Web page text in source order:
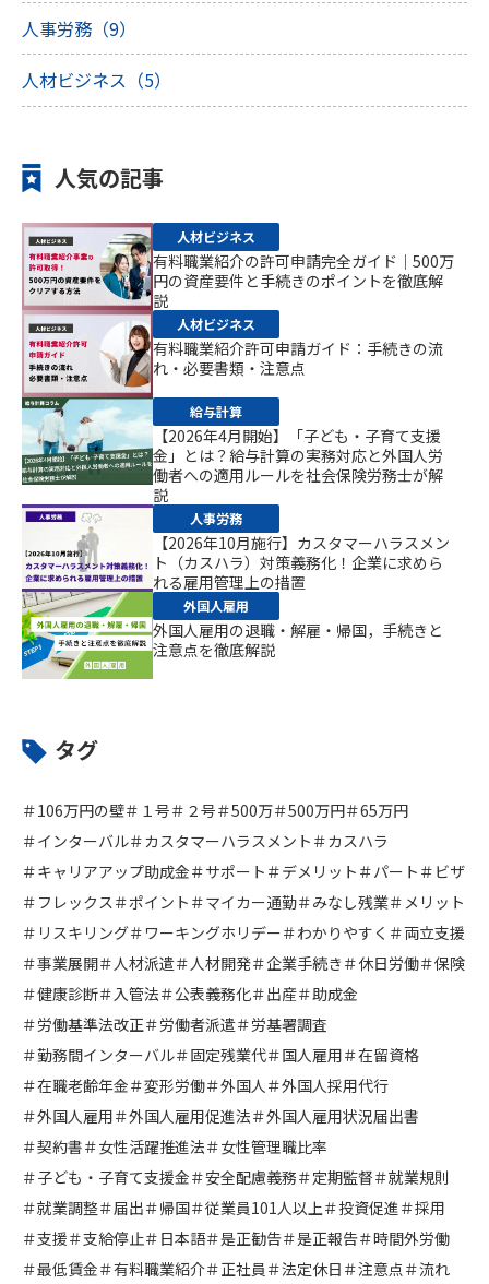
人事労務（9）
人材ビジネス（5）
人気の記事
人材ビジネス
有料職業紹介の許可申請完全ガイド｜500万
円の資産要件と手続きのポイントを徹底解
説
人材ビジネス
有料職業紹介許可申請ガイド：手続きの流
れ・必要書類・注意点
給与計算
【2026年4月開始】「子ども・子育て支援
金」とは？給与計算の実務対応と外国人労
働者への適用ルールを社会保険労務士が解
説
人事労務
【2026年10月施行】カスタマーハラスメン
ト（カスハラ）対策義務化！企業に求めら
れる雇用管理上の措置
外国人雇用
外国人雇用の退職・解雇・帰国，手続きと
注意点を徹底解説
タグ
＃106万円の壁＃１号＃２号＃500万＃500万円＃65万円
＃インターバル＃カスタマーハラスメント ＃カスハラ
＃キャリアアップ助成金＃サポート ＃デメリット ＃パート ＃ビザ
＃フレックス ＃ポイント ＃マイカー通勤＃みなし残業＃メリット
＃リスキリング＃ワーキングホリデー＃わかりやすく ＃両立支援
＃事業展開＃人材派遣＃人材開発＃企業手続き ＃休日労働＃保険
＃健康診断＃入管法＃公表義務化＃出産＃助成金
＃労働基準法改正＃労働者派遣＃労基署調査
＃勤務間インターバル＃固定残業代＃国人雇用＃在留資格
＃在職老齢年金＃変形労働＃外国人 ＃外国人採用代行
＃外国人雇用＃外国人雇用促進法＃外国人雇用状況届出書
＃契約書＃女性活躍推進法＃女性管理職比率
＃子ども・子育て支援金＃安全配慮義務＃定期監督＃就業規則
＃就業調整＃届出＃帰国＃従業員101人以上＃投資促進＃採用
＃支援＃支給停止＃日本語＃是正勧告＃是正報告＃時間外労働
＃最低賃金＃有料職業紹介＃正社員 ＃法定休日 ＃注意点 ＃流れ